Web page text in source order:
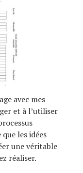
avec mes
et à l’utiliser
que les idées
une véritable
réaliser.